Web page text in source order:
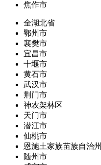
焦作市
全湖北省
鄂州市
襄樊市
宜昌市
十堰市
黄石市
武汉市
荆门市
神农架林区
天门市
潜江市
仙桃市
恩施土家族苗族自治州
随州市